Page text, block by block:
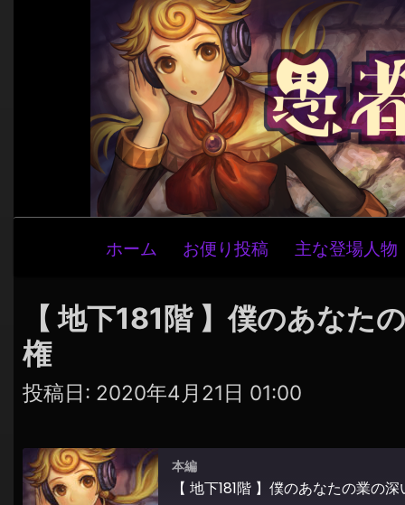
ビ
ゲ
ー
ョ
ン
ホーム お便り投稿 主な登場人物
【 地下181階 】僕のあなた
権
投稿日: 2020年4月21日 01:00
本編
【 地下181階 】僕のあなたの業の